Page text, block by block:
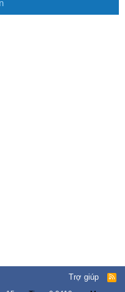
Trợ giúp
R